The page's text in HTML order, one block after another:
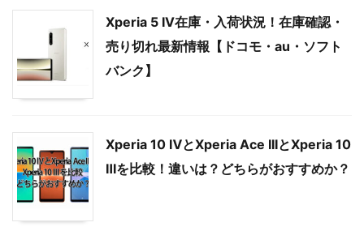
Xperia 5 IV在庫・入荷状況！在庫確認・
売り切れ最新情報【ドコモ・au・ソフト
バンク】
Xperia 10 ⅣとXperia Ace IIIとXperia 10
Ⅲを比較！違いは？どちらがおすすめか？